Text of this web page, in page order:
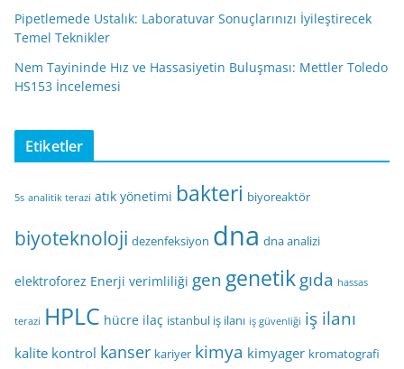
Pipetlemede Ustalık: Laboratuvar Sonuçlarınızı İyileştirecek
Temel Teknikler
Nem Tayininde Hız ve Hassasiyetin Buluşması: Mettler Toledo
HS153 İncelemesi
Etiketler
5s analitik terazi atık yönetimi bakteri biyoreaktör
biyoteknoloji dezenfeksiyon dna dna analizi
elektroforez Enerji verimliliği gen genetikgıda hassas
terazi HPLC hücre ilaç istanbul iş ilanı iş güvenliği iş ilanı
kalite kontrol kanser kariyer kimya kimyager kromatografi